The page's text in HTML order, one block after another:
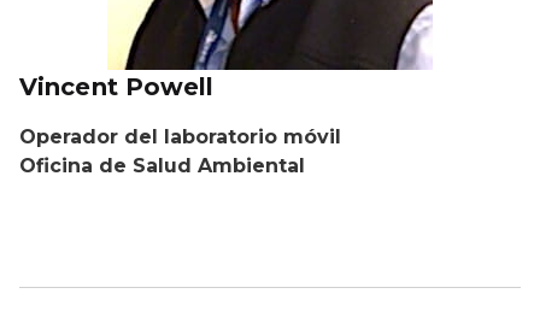
Vincent Powell
Operador del laboratorio móvil
Oficina de Salud Ambiental